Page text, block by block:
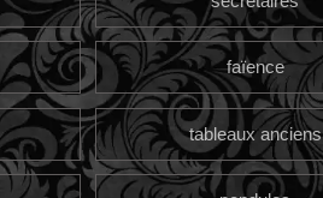
faïence
tableaux anciens